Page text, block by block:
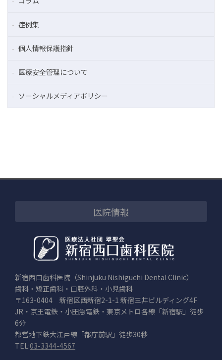
症例集
個人情報保護指針
医療安全管理について
ソーシャルメディアポリシー
医院情報
新宿西口歯科医院（Shinjuku Nishiguchi Dental Clinic）
歯科・矯正歯科・口腔外科・小児歯科
〒163-0404 新宿区西新宿2-1-1 新宿三井ビルディング4F
JR・京王電鉄・小田急電鉄・東京メトロ各線「新宿駅」徒歩
6分
都営地下鉄大江戸線「都庁前駅」徒歩30秒
TEL:03-3344-4567